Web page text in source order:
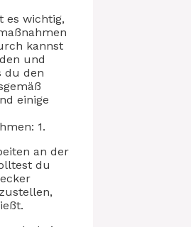
es wichtig,
kannst
und
du den
einige
1.
an der
du